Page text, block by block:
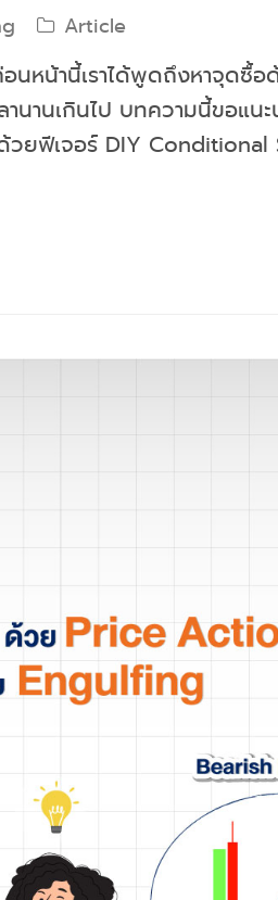
Article
นหน้านี้เราได้พูดถึงหาจุดซื้
นานเกินไป บทความนี้ขอแน
ยฟีเจอร์ DIY Conditional